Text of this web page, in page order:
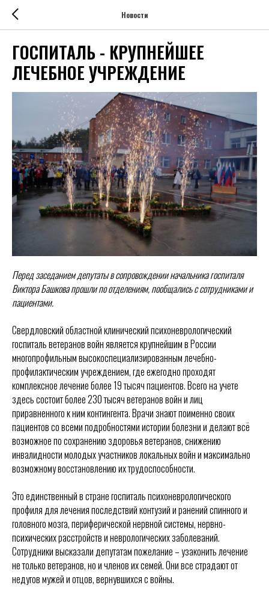
Новости
ГОСПИТАЛЬ - КРУПНЕЙШЕЕ
ЛЕЧЕБНОЕ УЧРЕЖДЕНИЕ
Перед заседанием депутаты в сопровождении начальника госпиталя
Виктора Башкова прошли по отделениям, пообщались с сотрудниками и
пациентами.
Свердловский областной клинический психоневрологический
госпиталь ветеранов войн является крупнейшим в России
многопрофильным высокоспециализированным лечебно-
профилактическим учреждением, где ежегодно проходят
комплексное лечение более 19 тысяч пациентов. Всего на учете
здесь состоит более 230 тысяч ветеранов войн и лиц
приравненного к ним контингента. Врачи знают поименно своих
пациентов со всеми подробностями истории болезни и делают всё
возможное по сохранению здоровья ветеранов, снижению
инвалидности молодых участников локальных войн и максимально
возможному восстановлению их трудоспособности.
Это единственный в стране госпиталь психоневрологического
профиля для лечения последствий контузий и ранений спинного и
головного мозга, периферической нервной системы, нервно-
психических расстройств и неврологических заболеваний.
Сотрудники высказали депутатам пожелание – узаконить лечение
не только ветеранов, но и членов их семей. Они все страдают от
недугов мужей и отцов, вернувшихся с войны.